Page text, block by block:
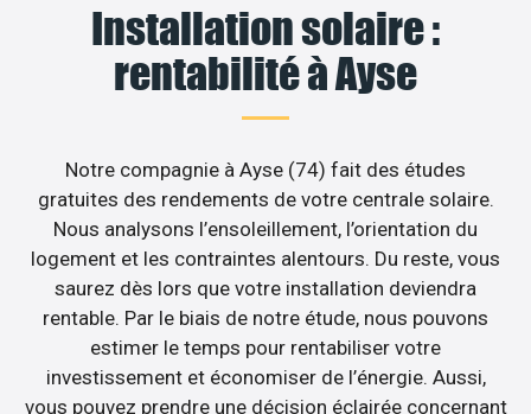
Installation solaire :
rentabilité à Ayse
Notre compagnie à Ayse (74) fait des études
gratuites des rendements de votre centrale solaire.
Nous analysons l’ensoleillement, l’orientation du
logement et les contraintes alentours. Du reste, vous
saurez dès lors que votre installation deviendra
rentable. Par le biais de notre étude, nous pouvons
estimer le temps pour rentabiliser votre
investissement et économiser de l’énergie. Aussi,
vous pouvez prendre une décision éclairée concernant